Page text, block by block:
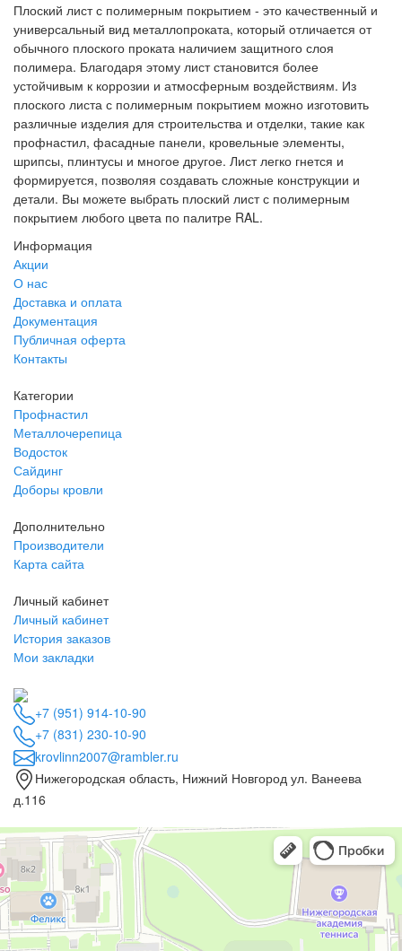
Плоский лист с полимерным покрытием - это качественный и
универсальный вид металлопроката, который отличается от
обычного плоского проката наличием защитного слоя
полимера. Благодаря этому лист становится более
устойчивым к коррозии и атмосферным воздействиям. Из
плоского листа с полимерным покрытием можно изготовить
различные изделия для строительства и отделки, такие как
профнастил, фасадные панели, кровельные элементы,
шрипсы, плинтусы и многое другое. Лист легко гнется и
формируется, позволяя создавать сложные конструкции и
детали. Вы можете выбрать плоский лист с полимерным
покрытием любого цвета по палитре RAL.
Информация
Акции
О нас
Доставка и оплата
Документация
Публичная оферта
Контакты
Категории
Профнастил
Металлочерепица
Водосток
Сайдинг
Доборы кровли
Дополнительно
Производители
Карта сайта
Личный кабинет
Личный кабинет
История заказов
Мои закладки
+7 (951) 914-10-90
+7 (831) 230-10-90
krovlinn2007@rambler.ru
Нижегородская область, Нижний Новгород ул. Ванеева
д.116